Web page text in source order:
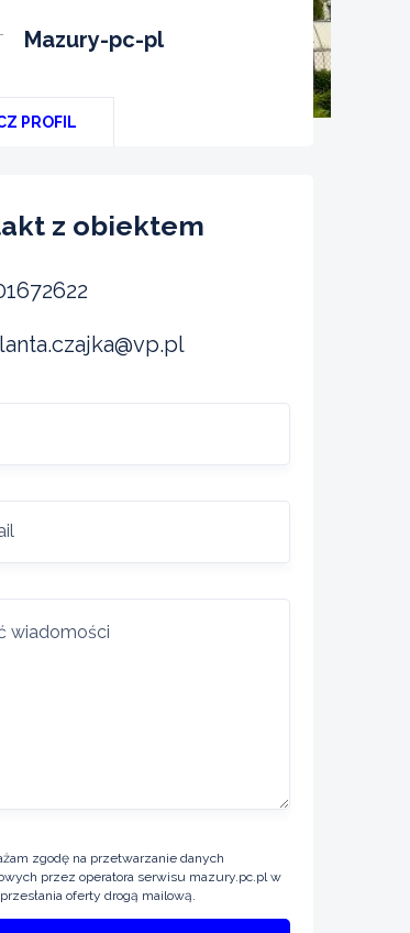
mazury-pc-pl
PROFIL
z obiektem
zgodę na przetwarzanie danych
przez operatora serwisu mazury.pc.pl w
oferty drogą mailową.